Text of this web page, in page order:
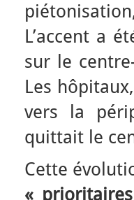
L’accent a
sur le
Les
vers la
quittait le
Cette
«